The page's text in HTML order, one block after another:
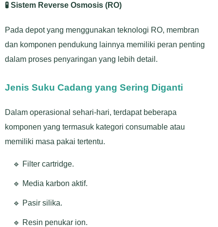
🧪 Sistem Reverse Osmosis (RO)
Pada depot yang menggunakan teknologi RO, membran
dan komponen pendukung lainnya memiliki peran penting
dalam proses penyaringan yang lebih detail.
Jenis Suku Cadang yang Sering Diganti
Dalam operasional sehari-hari, terdapat beberapa
komponen yang termasuk kategori consumable atau
memiliki masa pakai tertentu.
🔹 Filter cartridge.
🔹 Media karbon aktif.
🔹 Pasir silika.
🔹 Resin penukar ion.